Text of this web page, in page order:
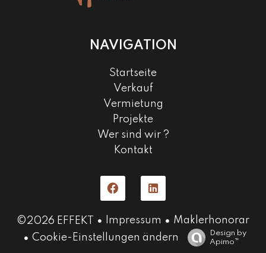
NAVIGATION
Startseite
Verkauf
Vermietung
Projekte
Wer sind wir ?
Kontakt
©2026 EFFEKT Impressum
Maklerhonorar
Cookie-Einstellungen ändern
Design by
Apimo™